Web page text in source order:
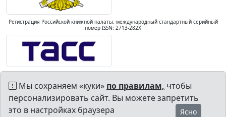
Регистрация Российской книжной палаты, международный стандартный серийный
номер ISSN: 2713-282X
Мы сохраняем «куки» по правилам, чтобы
персонализировать сайт. Вы можете запретить
это в настройках браузера
Ясно